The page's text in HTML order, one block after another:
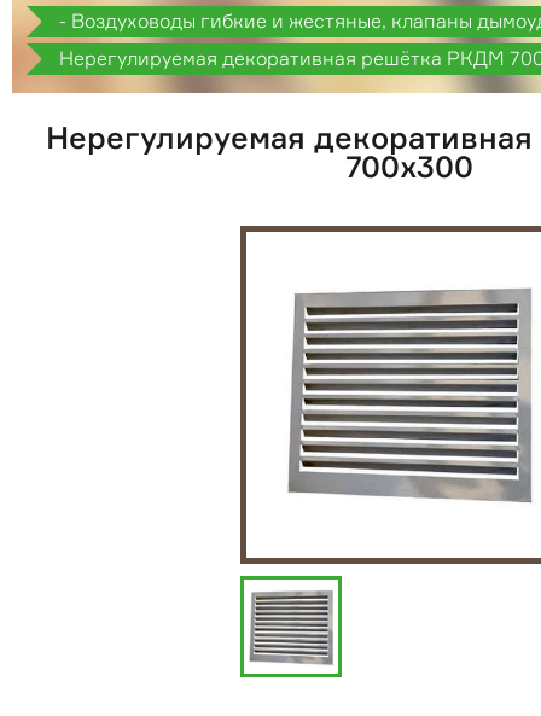
- Воздуховоды гибкие и жестяные, клапаны
противопожарные
Нерегулируемая декоративная решётка РКДМ
Нерегулируемая
700х300